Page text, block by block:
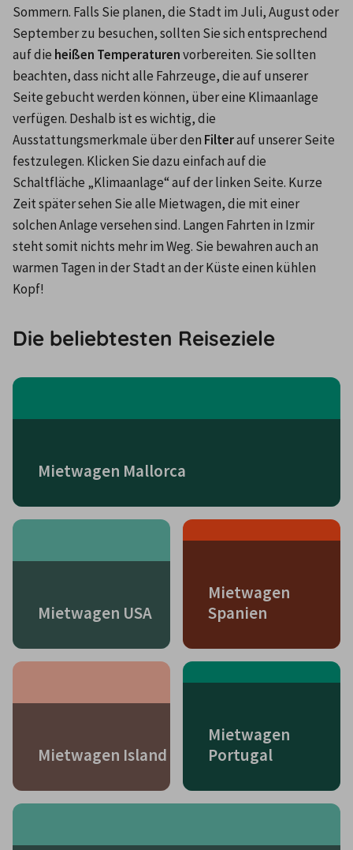
Sommern. Falls Sie planen, die Stadt im Juli, August oder
September zu besuchen, sollten Sie sich entsprechend
auf die heißen Temperaturen vorbereiten. Sie sollten
beachten, dass nicht alle Fahrzeuge, die auf unserer
Seite gebucht werden können, über eine Klimaanlage
verfügen. Deshalb ist es wichtig, die
Ausstattungsmerkmale über den Filter auf unserer Seite
festzulegen. Klicken Sie dazu einfach auf die
Schaltfläche „Klimaanlage“ auf der linken Seite. Kurze
Zeit später sehen Sie alle Mietwagen, die mit einer
solchen Anlage versehen sind. Langen Fahrten in Izmir
steht somit nichts mehr im Weg. Sie bewahren auch an
warmen Tagen in der Stadt an der Küste einen kühlen
Kopf!
Die beliebtesten Reiseziele
Mietwagen Mallorca
Mietwagen USA
Mietwagen
Spanien
Mietwagen Island
Mietwagen
Portugal